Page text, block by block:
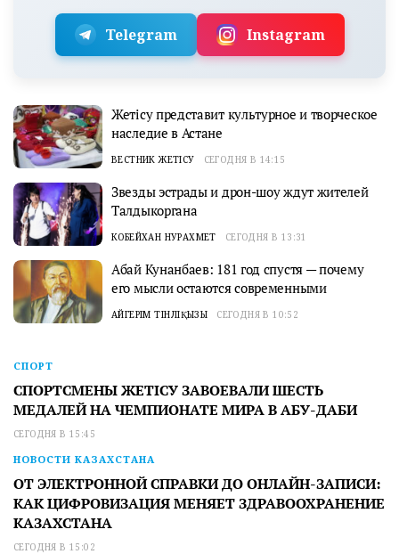
Telegram Instagram
Жетісу представит культурное и творческое
наследие в Астане
ВЕСТНИК ЖЕТІСУ СЕГОДНЯ В 14:15
Звезды эстрады и дрон-шоу ждут жителей
Талдыкоргана
КОБЕЙХАН НУРАХМЕТ СЕГОДНЯ В 13:31
Абай Кунанбаев: 181 год спустя — почему
его мысли остаются современными
АЙГЕРІМ ТІНӘЛІҚЫЗЫ СЕГОДНЯ В 10:52
СПОРТ
СПОРТСМЕНЫ ЖЕТІСУ ЗАВОЕВАЛИ ШЕСТЬ
МЕДАЛЕЙ НА ЧЕМПИОНАТЕ МИРА В АБУ-ДАБИ
СЕГОДНЯ В 15:45
НОВОСТИ КАЗАХСТАНА
ОТ ЭЛЕКТРОННОЙ СПРАВКИ ДО ОНЛАЙН-ЗАПИСИ:
КАК ЦИФРОВИЗАЦИЯ МЕНЯЕТ ЗДРАВООХРАНЕНИЕ
КАЗАХСТАНА
СЕГОДНЯ В 15:02